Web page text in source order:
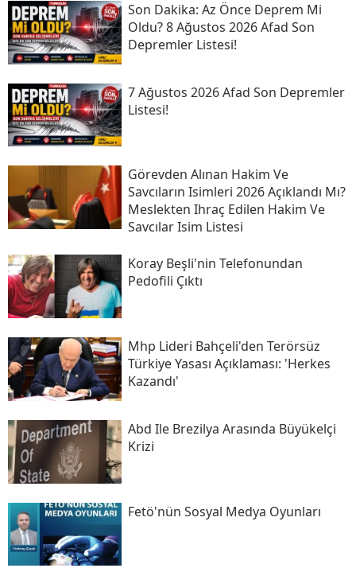
Son Daki̇ka: Az Önce Deprem Mi
Oldu? 8 Ağustos 2026 Afad Son
Depremler Listesi!
7 Ağustos 2026 Afad Son Depremler
Listesi!
Görevden Alınan Hakim Ve
Savcıların Isimleri 2026 Açıklandı Mı?
Meslekten Ihraç Edilen Hakim Ve
Savcılar Isim Listesi
Koray Beşli'nin Telefonundan
Pedofili Çıktı
Mhp Lideri Bahçeli'den Terörsüz
Türkiye Yasası Açıklaması: 'herkes
Kazandı'
Abd Ile Brezilya Arasında Büyükelçi
Krizi
Fetö'nün Sosyal Medya Oyunları